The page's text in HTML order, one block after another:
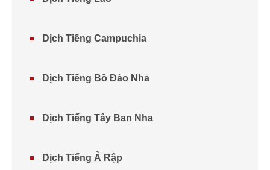
Dịch Tiếng Campuchia
Dịch Tiếng Bồ Đào Nha
Dịch Tiếng Tây Ban Nha
Dịch Tiếng Ả Rập